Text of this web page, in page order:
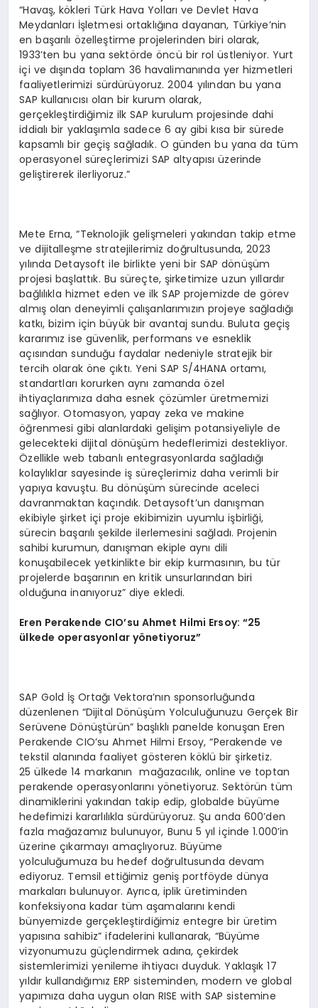
“Havaş, kökleri Türk Hava Yolları ve Devlet Hava
Meydanları İşletmesi ortaklığına dayanan, Türkiye’nin
en başarılı özelleştirme projelerinden biri olarak,
1933’ten bu yana sektörde öncü bir rol üstleniyor. Yurt
içi ve dışında toplam 36 havalimanında yer hizmetleri
faaliyetlerimizi sürdürüyoruz. 2004 yılından bu yana
SAP kullanıcısı olan bir kurum olarak,
gerçekleştirdiğimiz ilk SAP kurulum projesinde dahi
iddialı bir yaklaşımla sadece 6 ay gibi kısa bir sürede
kapsamlı bir geçiş sağladık. O günden bu yana da tüm
operasyonel süreçlerimizi SAP altyapısı üzerinde
geliştirerek ilerliyoruz.”
Mete Erna, “Teknolojik gelişmeleri yakından takip etme
ve dijitalleşme stratejilerimiz doğrultusunda, 2023
yılında Detaysoft ile birlikte yeni bir SAP dönüşüm
projesi başlattık. Bu süreçte, şirketimize uzun yıllardır
bağlılıkla hizmet eden ve ilk SAP projemizde de görev
almış olan deneyimli çalışanlarımızın projeye sağladığı
katkı, bizim için büyük bir avantaj sundu. Buluta geçiş
kararımız ise güvenlik, performans ve esneklik
açısından sunduğu faydalar nedeniyle stratejik bir
tercih olarak öne çıktı. Yeni SAP S/4HANA ortamı,
standartları korurken aynı zamanda özel
ihtiyaçlarımıza daha esnek çözümler üretmemizi
sağlıyor. Otomasyon, yapay zeka ve makine
öğrenmesi gibi alanlardaki gelişim potansiyeliyle de
gelecekteki dijital dönüşüm hedeflerimizi destekliyor.
Özellikle web tabanlı entegrasyonlarda sağladığı
kolaylıklar sayesinde iş süreçlerimiz daha verimli bir
yapıya kavuştu. Bu dönüşüm sürecinde aceleci
davranmaktan kaçındık. Detaysoft’un danışman
ekibiyle şirket içi proje ekibimizin uyumlu işbirliği,
sürecin başarılı şekilde ilerlemesini sağladı. Projenin
sahibi kurumun, danışman ekiple aynı dili
konuşabilecek yetkinlikte bir ekip kurmasının, bu tür
projelerde başarının en kritik unsurlarından biri
olduğuna inanıyoruz” diye ekledi.
Eren Perakende CIO’su Ahmet Hilmi Ersoy: “25
ülkede operasyonlar yönetiyoruz”
SAP Gold İş Ortağı Vektora’nın sponsorluğunda
düzenlenen “Dijital Dönüşüm Yolculuğunuzu Gerçek Bir
Serüvene Dönüştürün” başlıklı panelde konuşan Eren
Perakende CIO’su Ahmet Hilmi Ersoy, “Perakende ve
tekstil alanında faaliyet gösteren köklü bir şirketiz.
25 ülkede 14 markanın mağazacılık, online ve toptan
perakende operasyonlarını yönetiyoruz. Sektörün tüm
dinamiklerini yakından takip edip, globalde büyüme
hedefimizi kararlılıkla sürdürüyoruz. Şu anda 600’den
fazla mağazamız bulunuyor, Bunu 5 yıl içinde 1.000’in
üzerine çıkarmayı amaçlıyoruz. Büyüme
yolculuğumuza bu hedef doğrultusunda devam
ediyoruz. Temsil ettiğimiz geniş portföyde dünya
markaları bulunuyor. Ayrıca, iplik üretiminden
konfeksiyona kadar tüm aşamalarını kendi
bünyemizde gerçekleştirdiğimiz entegre bir üretim
yapısına sahibiz” ifadelerini kullanarak, “Büyüme
vizyonumuzu güçlendirmek adına, çekirdek
sistemlerimizi yenileme ihtiyacı duyduk. Yaklaşık 17
yıldır kullandığımız ERP sisteminden, modern ve global
yapımıza daha uygun olan RISE with SAP sistemine